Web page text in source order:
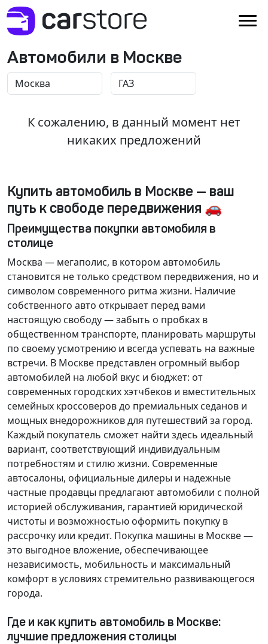
Автомобили в Москве
К сожалению, в данный момент нет
никаких предложений
Купить автомобиль в Москве — ваш
путь к свободе передвижения 🚗
Преимущества покупки автомобиля в
столице
Москва — мегаполис, в котором автомобиль
становится не только средством передвижения, но и
символом современного ритма жизни. Наличие
собственного авто открывает перед вами
настоящую свободу — забыть о пробках в
общественном транспорте, планировать маршруты
по своему усмотрению и всегда успевать на важные
встречи. В Москве представлен огромный выбор
автомобилей на любой вкус и бюджет: от
современных городских хэтчбеков и вместительных
семейных кроссоверов до премиальных седанов и
мощных внедорожников для путешествий за город.
Каждый покупатель сможет найти здесь идеальный
вариант, соответствующий индивидуальным
потребностям и стилю жизни. Современные
автосалоны, официальные дилеры и надежные
частные продавцы предлагают автомобили с полной
историей обслуживания, гарантией юридической
чистоты и возможностью оформить покупку в
рассрочку или кредит. Покупка машины в Москве —
это выгодное вложение, обеспечивающее
независимость, мобильность и максимальный
комфорт в условиях стремительно развивающегося
города.
Где и как купить автомобиль в Москве:
лучшие предложения столицы